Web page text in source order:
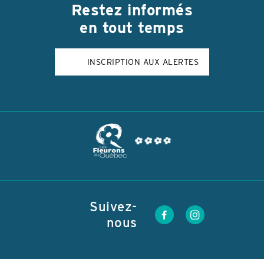
Restez informés
en tout temps
INSCRIPTION AUX ALERTES
Suivez-
nous